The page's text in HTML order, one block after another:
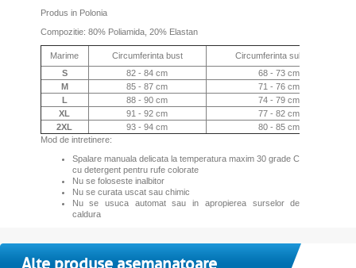
Produs in Polonia
Compozitie: 80% Poliamida, 20% Elastan
Marime Circumferinta bust
Circumferinta sub bust
S
82 - 84 cm
68 - 73 cm
M
85 - 87 cm
71 - 76 cm
L
88 - 90 cm
74 - 79 cm
XL
91 - 92 cm
77 - 82 cm
2XL
93 - 94 cm
80 - 85 cm
Mod de intretinere:
Spalare manuala delicata la temperatura maxim 30 grade C
cu detergent pentru rufe colorate
Nu se foloseste inalbitor
Nu se curata uscat sau chimic
Nu se usuca automat sau in apropierea surselor de
caldura